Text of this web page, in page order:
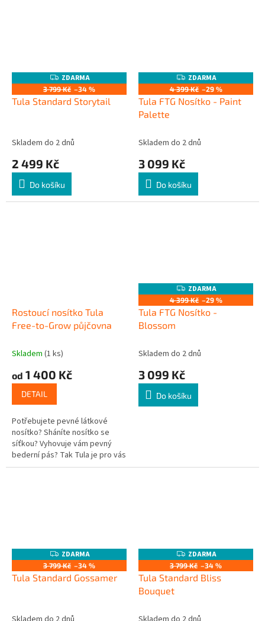
Z
D
A
R
ZDARMA
3 799 Kč –34 %
Tula Standard Storytail
Skladem do 2 dnů
2 499 Kč
Do košíku
Z
D
A
R
ZDARMA
4 399 Kč –29 %
Tula FTG Nosítko - Paint
Palette
Skladem do 2 dnů
3 099 Kč
Do košíku
Rostoucí nosítko Tula
Free-to-Grow půjčovna
Skladem (1 ks)
od 1 400 Kč
DETAIL
Potřebujete pevné látkové
nosítko? Sháníte nosítko se
síťkou? Vyhovuje vám pevný
bederní pás? Tak Tula je pro vás
tou pravou volbou.
Z
D
A
R
ZDARMA
4 399 Kč –29 %
Tula FTG Nosítko -
Blossom
Skladem do 2 dnů
3 099 Kč
Do košíku
Z
D
A
R
ZDARMA
3 799 Kč –34 %
Tula Standard Gossamer
Z
D
A
R
ZDARMA
3 799 Kč –34 %
Tula Standard Bliss
Bouquet